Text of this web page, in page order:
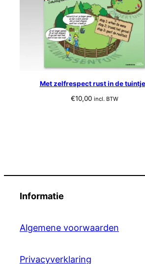
Met zelfrespect rust in de
€10,00 incl. BTW
Informatie
Algemene voorwaarden
Privacyverklaring